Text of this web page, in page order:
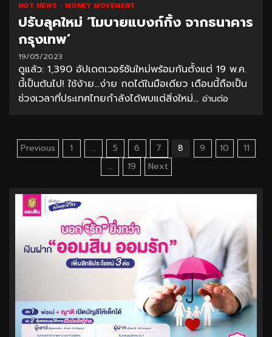
HOT NEWS MONEY MOVEMENT
ปรับลุคใหม่ ‘โมบายแบงก์กิ้ง จากธนาคาร
กรุงเทพ’
19/05/2023
ดูแล้ว: 1,390 อัปเดตเวอร์ชันใหม่พร้อมกันตั้งแต่ 19 พ.ค.
นี้เป็นต้นไป! ใช้ง้าย…ง่าย กดได้ในมือเดียว เดือนนี้ถือเป็น
ช่วงเวลาที่ประเทศไทยกำลังได้พบแต่สิ่งใหม่... อ่านต่อ
Posts
pagination
Previous 1 … 5 6 7 8 9 10
11
…
19 Next